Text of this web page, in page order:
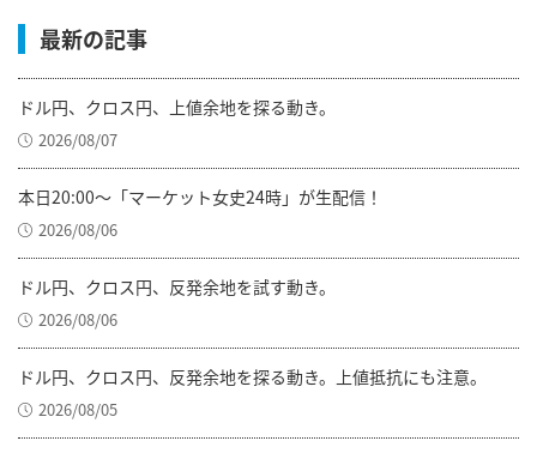
最新の記事
ドル円、クロス円、上値余地を探る動き。
2026/08/07
本日20:00～「マーケット女史24時」が生配信！
2026/08/06
ドル円、クロス円、反発余地を試す動き。
2026/08/06
ドル円、クロス円、反発余地を探る動き。上値抵抗にも注意。
2026/08/05